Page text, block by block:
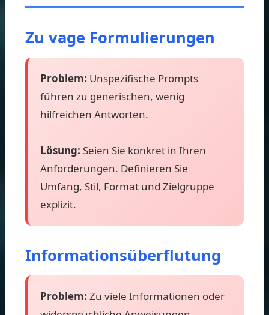
Zu vage Formulierungen
Problem: Unspezifische Prompts
führen zu generischen, wenig
hilfreichen Antworten.
Lösung: Seien Sie konkret in Ihren
Anforderungen. Definieren Sie
Umfang, Stil, Format und Zielgruppe
explizit.
Informationsüberflutung
Problem: Zu viele Informationen oder